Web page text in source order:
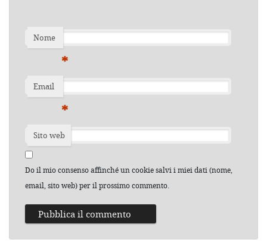
Nome
*
Email
*
Sito web
Do il mio consenso affinché un cookie salvi i miei dati (nome,
email, sito web) per il prossimo commento.